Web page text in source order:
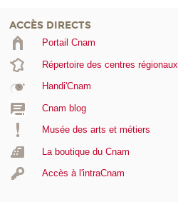
ACCÈS DIRECTS
Portail Cnam
Répertoire des centres régionaux
Handi'Cnam
Cnam blog
Musée des arts et métiers
La boutique du Cnam
Accès à l'intraCnam